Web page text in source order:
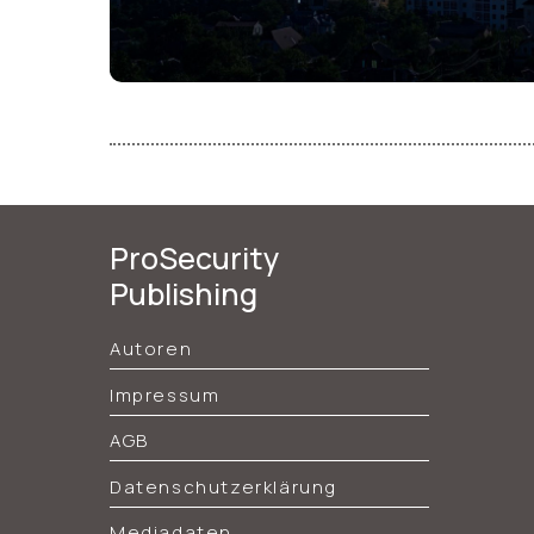
ProSecurity
Publishing
Autoren
Impressum
AGB
Datenschutzerklärung